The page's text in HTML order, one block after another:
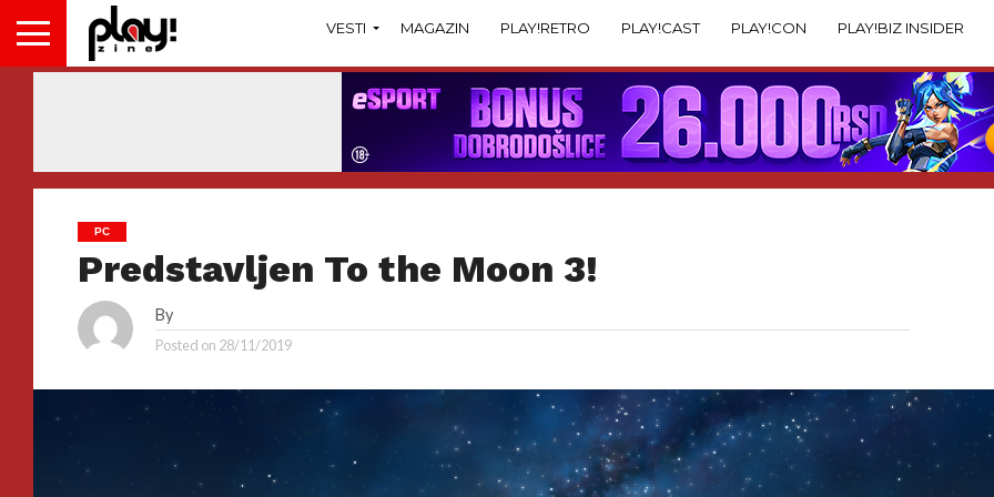
VESTI MAGAZIN PLAY!RETRO PLAY!CAST PLAY!CON PLAY!BIZ INSIDER
PC
Predstavljen To the Moon 3!
By
Posted on 28/11/2019